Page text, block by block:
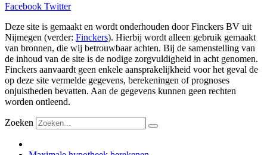
Facebook Twitter
Deze site is gemaakt en wordt onderhouden door Finckers BV uit
Nijmegen (verder: Finckers). Hierbij wordt alleen gebruik gemaakt
van bronnen, die wij betrouwbaar achten. Bij de samenstelling van
de inhoud van de site is de nodige zorgvuldigheid in acht genomen.
Finckers aanvaardt geen enkele aansprakelijkheid voor het geval de
op deze site vermelde gegevens, berekeningen of prognoses
onjuistheden bevatten. Aan de gegevens kunnen geen rechten
worden ontleend.
Zoeken